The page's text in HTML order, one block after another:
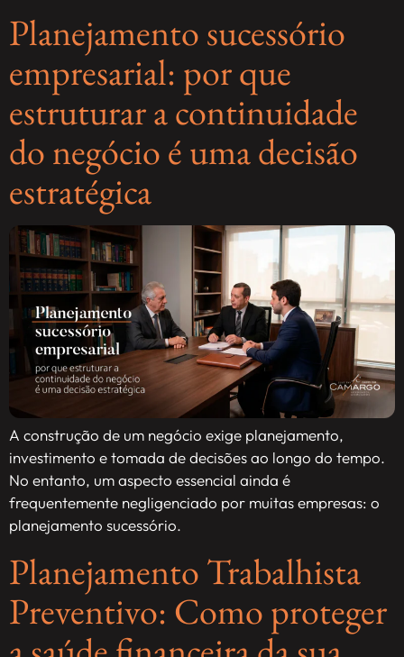
Planejamento sucessório
empresarial: por que
estruturar a continuidade
do negócio é uma decisão
estratégica
A construção de um negócio exige planejamento,
investimento e tomada de decisões ao longo do tempo.
No entanto, um aspecto essencial ainda é
frequentemente negligenciado por muitas empresas: o
planejamento sucessório.
Planejamento Trabalhista
Preventivo: Como proteger